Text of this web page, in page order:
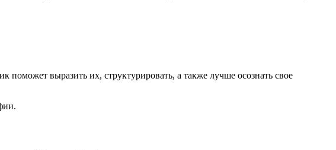
выразить их, структурировать, а также лучше осознать свое